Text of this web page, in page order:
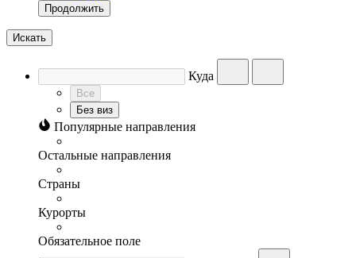
Продолжить
Искать
Куда
Все
Без виз
Популярные направления
Остальные направления
Страны
Курорты
Обязательное поле